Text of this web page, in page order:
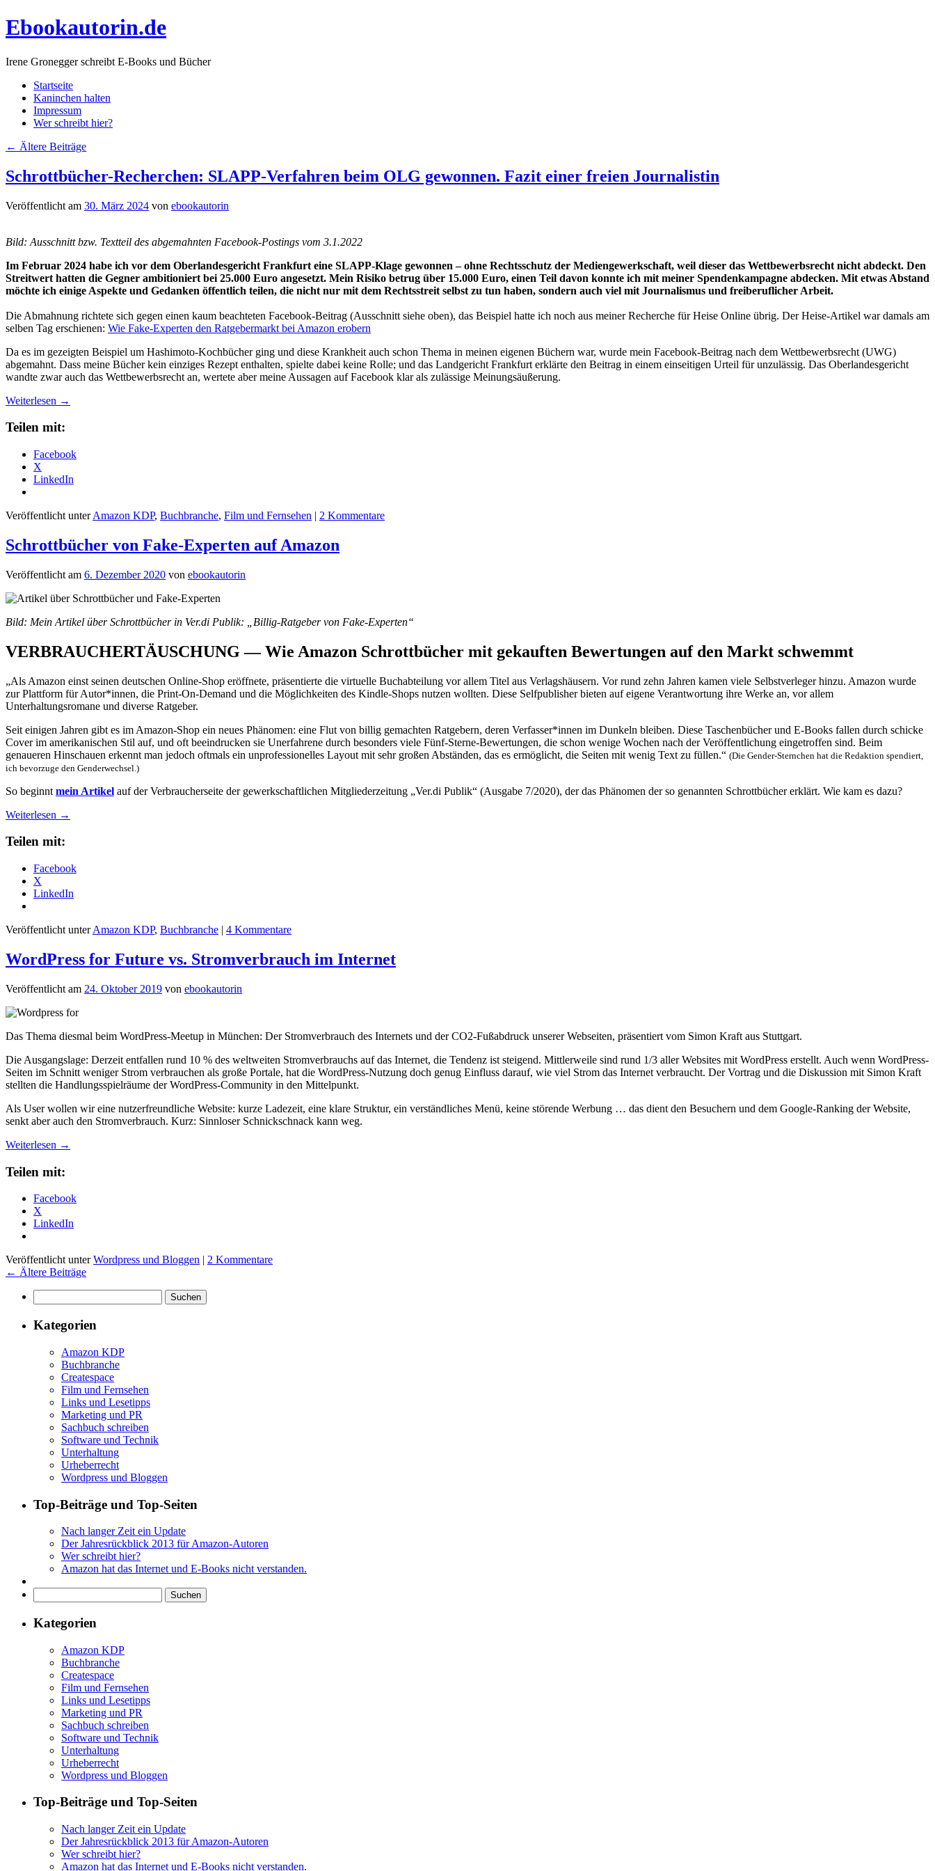
Zum
Inhalt
Ebookautorin.de
Irene Gronegger schreibt E-Books und Bücher
Startseite
Kaninchen halten
Impressum
Wer schreibt hier?
← Ältere Beiträge
Schrottbücher-Recherchen: SLAPP-Verfahren beim OLG gewonnen. Fazit einer freien Journalistin
Veröffentlicht am 30. März 2024 von ebookautorin
Bild: Ausschnitt bzw. Textteil des abgemahnten Facebook-Postings vom 3.1.2022
Im Februar 2024 habe ich vor dem Oberlandesgericht Frankfurt eine SLAPP-Klage gewonnen – ohne Rechtsschutz der Mediengewerkschaft, weil dieser das Wettbewerbsrecht nicht abdeckt. Den
Streitwert hatten die Gegner ambitioniert bei 25.000 Euro angesetzt. Mein Risiko betrug über 15.000 Euro, einen Teil davon konnte ich mit meiner Spendenkampagne abdecken. Mit etwas Abstand
möchte ich einige Aspekte und Gedanken öffentlich teilen, die nicht nur mit dem Rechtsstreit selbst zu tun haben, sondern auch viel mit Journalismus und freiberuflicher Arbeit.
Die Abmahnung richtete sich gegen einen kaum beachteten Facebook-Beitrag (Ausschnitt siehe oben), das Beispiel hatte ich noch aus meiner Recherche für Heise Online übrig. Der Heise-Artikel war damals am
selben Tag erschienen: Wie Fake-Experten den Ratgebermarkt bei Amazon erobern
Da es im gezeigten Beispiel um Hashimoto-Kochbücher ging und diese Krankheit auch schon Thema in meinen eigenen Büchern war, wurde mein Facebook-Beitrag nach dem Wettbewerbsrecht (UWG)
abgemahnt. Dass meine Bücher kein einziges Rezept enthalten, spielte dabei keine Rolle; und das Landgericht Frankfurt erklärte den Beitrag in einem einseitigen Urteil für unzulässig. Das Oberlandesgericht
wandte zwar auch das Wettbewerbsrecht an, wertete aber meine Aussagen auf Facebook klar als zulässige Meinungsäußerung.
Weiterlesen →
Teilen mit:
Facebook
X
LinkedIn
Veröffentlicht unter Amazon KDP, Buchbranche, Film und Fernsehen | 2 Kommentare
Schrottbücher von Fake-Experten auf Amazon
Veröffentlicht am 6. Dezember 2020 von ebookautorin
Bild: Mein Artikel über Schrottbücher in Ver.di Publik: „Billig-Ratgeber von Fake-Experten“
VERBRAUCHERTÄUSCHUNG — Wie Amazon Schrottbücher mit gekauften Bewertungen auf den Markt schwemmt
„Als Amazon einst seinen deutschen Online-Shop eröffnete, präsentierte die virtuelle Buchabteilung vor allem Titel aus Verlagshäusern. Vor rund zehn Jahren kamen viele Selbstverleger hinzu. Amazon wurde
zur Plattform für Autor*innen, die Print-On-Demand und die Möglichkeiten des Kindle-Shops nutzen wollten. Diese Selfpublisher bieten auf eigene Verantwortung ihre Werke an, vor allem
Unterhaltungsromane und diverse Ratgeber.
Seit einigen Jahren gibt es im Amazon-Shop ein neues Phänomen: eine Flut von billig gemachten Ratgebern, deren Verfasser*innen im Dunkeln bleiben. Diese Taschenbücher und E-Books fallen durch schicke
Cover im amerikanischen Stil auf, und oft beeindrucken sie Unerfahrene durch besonders viele Fünf-Sterne-Bewertungen, die schon wenige Wochen nach der Veröffentlichung eingetroffen sind. Beim
genaueren Hinschauen erkennt man jedoch oftmals ein unprofessionelles Layout mit sehr großen Abständen, das es ermöglicht, die Seiten mit wenig Text zu füllen.“ (Die Gender-Sternchen hat die Redaktion spendiert,
ich bevorzuge den Genderwechsel.)
So beginnt mein Artikel auf der Verbraucherseite der gewerkschaftlichen Mitgliederzeitung „Ver.di Publik“ (Ausgabe 7/2020), der das Phänomen der so genannten Schrottbücher erklärt. Wie kam es dazu?
Weiterlesen →
Teilen mit:
Facebook
X
LinkedIn
Veröffentlicht unter Amazon KDP, Buchbranche | 4 Kommentare
WordPress for Future vs. Stromverbrauch im Internet
Veröffentlicht am 24. Oktober 2019 von ebookautorin
Das Thema diesmal beim WordPress-Meetup in München: Der Stromverbrauch des Internets und der CO2-Fußabdruck unserer Webseiten, präsentiert vom Simon Kraft aus Stuttgart.
Die Ausgangslage: Derzeit entfallen rund 10 % des weltweiten Stromverbrauchs auf das Internet, die Tendenz ist steigend. Mittlerweile sind rund 1/3 aller Websites mit WordPress erstellt. Auch wenn WordPress-
Seiten im Schnitt weniger Strom verbrauchen als große Portale, hat die WordPress-Nutzung doch genug Einfluss darauf, wie viel Strom das Internet verbraucht. Der Vortrag und die Diskussion mit Simon Kraft
stellten die Handlungsspielräume der WordPress-Community in den Mittelpunkt.
Als User wollen wir eine nutzerfreundliche Website: kurze Ladezeit, eine klare Struktur, ein verständliches Menü, keine störende Werbung … das dient den Besuchern und dem Google-Ranking der Website,
senkt aber auch den Stromverbrauch. Kurz: Sinnloser Schnickschnack kann weg.
Weiterlesen →
Teilen mit:
Facebook
X
LinkedIn
Veröffentlicht unter Wordpress und Bloggen | 2 Kommentare
← Ältere Beiträge
nach:
Kategorien
Amazon KDP
Buchbranche
Createspace
Film und Fernsehen
Links und Lesetipps
Marketing und PR
Sachbuch schreiben
Software und Technik
Unterhaltung
Urheberrecht
Wordpress und Bloggen
Top-Beiträge und Top-Seiten
Nach langer Zeit ein Update
Der Jahresrückblick 2013 für Amazon-Autoren
Wer schreibt hier?
Amazon hat das Internet und E-Books nicht verstanden.
nach:
Kategorien
Amazon KDP
Buchbranche
Createspace
Film und Fernsehen
Links und Lesetipps
Marketing und PR
Sachbuch schreiben
Software und Technik
Unterhaltung
Urheberrecht
Wordpress und Bloggen
Top-Beiträge und Top-Seiten
Nach langer Zeit ein Update
Der Jahresrückblick 2013 für Amazon-Autoren
Wer schreibt hier?
Amazon hat das Internet und E-Books nicht verstanden.